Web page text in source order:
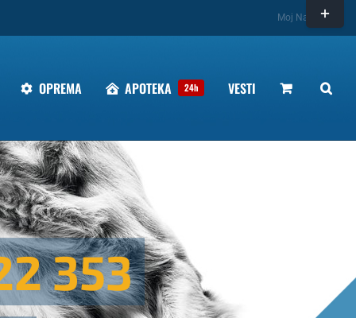
Moj Nalog
OPREMA APOTEKA 24h VESTI
353
Toggle
Sliding
Bar